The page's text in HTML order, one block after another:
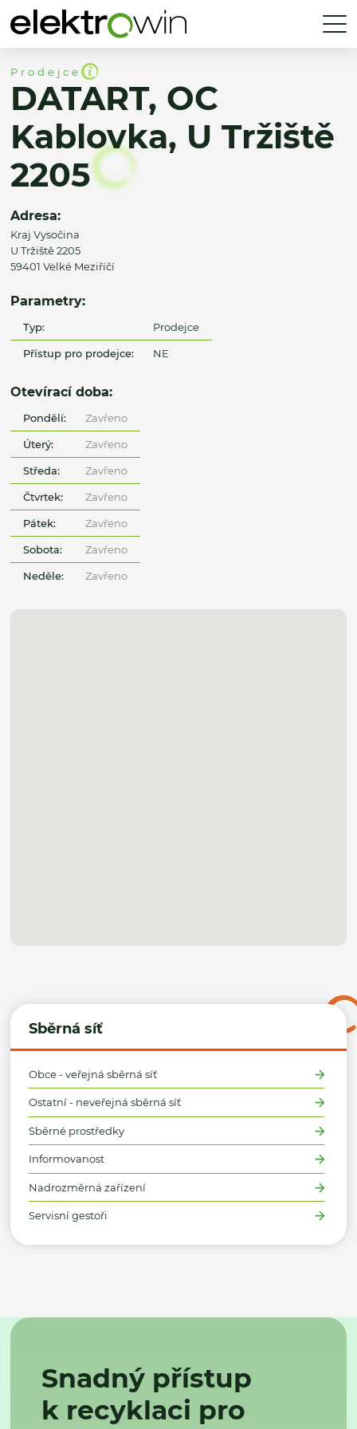
Sběrná síť
Obce - veřejná sběrná síť
Ostatní - neveřejná sběrná síť
Sběrné prostředky
Informovanost
Nadrozměrná zařízení
Servisní gestoři
Prodejce
DATART, OC
Kablovka, U Tržiště
2205
Adresa:
Kraj Vysočina
U Tržiště 2205
59401 Velké Meziříčí
Parametry:
Typ: Prodejce
Přístup pro prodejce: NE
Otevírací doba:
Pondělí: Zavřeno
Úterý: Zavřeno
Středa: Zavřeno
Čtvrtek: Zavřeno
Pátek: Zavřeno
Sobota: Zavřeno
Neděle: Zavřeno
Snadný přístup
k recyklaci pro